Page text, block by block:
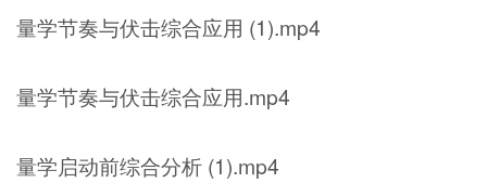
量学节奏与伏击综合应用 (1).mp4
量学节奏与伏击综合应用.mp4
量学启动前综合分析 (1).mp4